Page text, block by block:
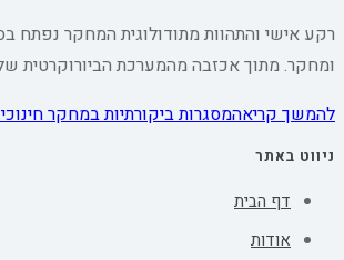
רקע אישי והתהוות מתודולוגית המחקר נפתח
ומחקר. מתוך אכזבה מהמערכת הביורוקרטית של מערכת החינוך בארה"ב
להמשך קריאהמסגרות ביקורתיות במחקר
ניווט באתר
דף הבית
אודות